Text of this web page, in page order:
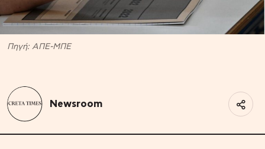
Πηγή: ΑΠΕ-ΜΠΕ
Newsroom